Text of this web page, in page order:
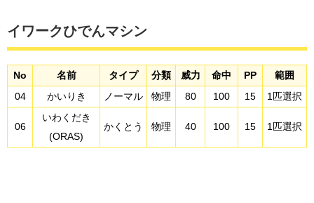
イワークひでんマシン
No 名前 タイプ 分類 威力 命中 PP
範囲
04
かいりき ノーマル 物理 80 100 15 1匹選択
06
いわくだき
(ORAS)
かくとう 物理 40 100 15 1匹選択